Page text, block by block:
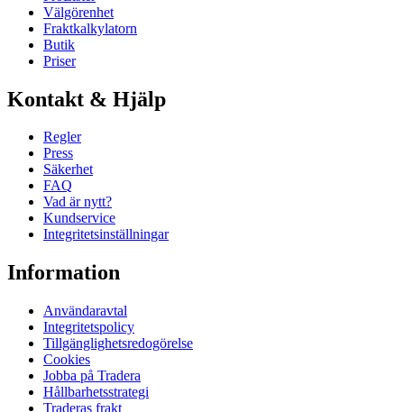
Välgörenhet
Fraktkalkylatorn
Butik
Priser
Kontakt & Hjälp
Regler
Press
Säkerhet
FAQ
Vad är nytt?
Kundservice
Integritetsinställningar
Information
Användaravtal
Integritetspolicy
Tillgänglighetsredogörelse
Cookies
Jobba på Tradera
Hållbarhetsstrategi
Traderas frakt